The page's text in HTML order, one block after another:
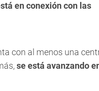
en conexión con las
con al menos una
se está avanzando